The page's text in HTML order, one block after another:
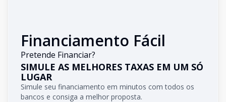
Financiamento Fácil
Pretende Financiar?
SIMULE AS MELHORES TAXAS EM UM SÓ
LUGAR
Simule seu financiamento em minutos com todos os
bancos e consiga a melhor proposta.